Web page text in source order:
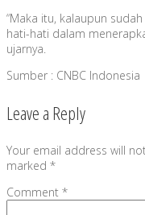
“Maka itu, kalaupun
hati-hati dalam
ujarnya.
Sumber : CNBC Indonesia
Leave a Reply
Your email address will
marked *
Comment *